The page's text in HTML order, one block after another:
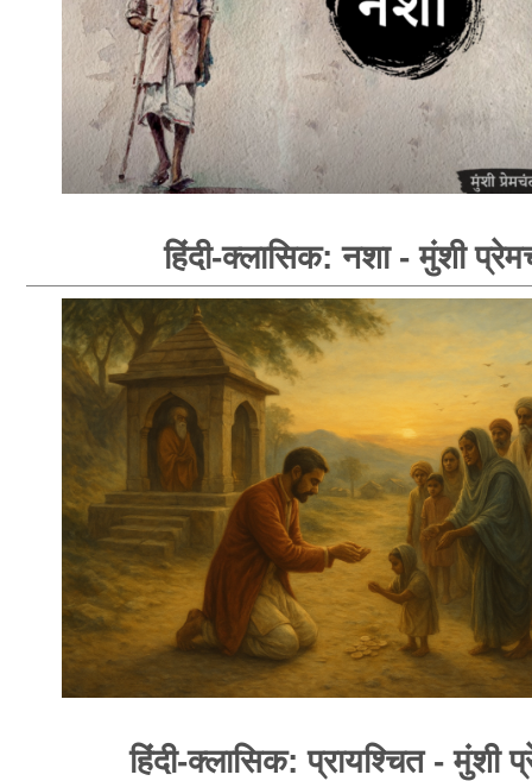
हिंदी-क्लासिक: नशा - मुंशी
हिंदी-क्लासिक: प्रायश्चित - मुंशी